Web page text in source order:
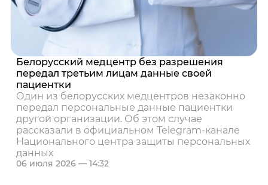
Белорусский медцентр без разрешения
передал третьим лицам данные своей
пациентки
Один из белорусских медцентров незаконно
передал персональные данные пациентки
другой организации. Об этом случае
рассказали в официальном Telegram‑канале
Национального центра защиты персональных
данных
06 июля 2026 — 14:32